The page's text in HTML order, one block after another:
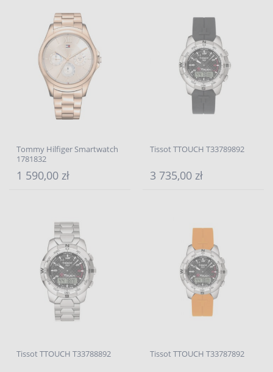
Tommy Hilfiger Smartwatch
1781832
1 590,00 zł
Tissot TTOUCH T33789892
3 735,00 zł
Tissot TTOUCH T33788892 Tissot TTOUCH T33787892